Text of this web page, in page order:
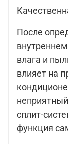
После
влага и
влияет на
сплит-
функция